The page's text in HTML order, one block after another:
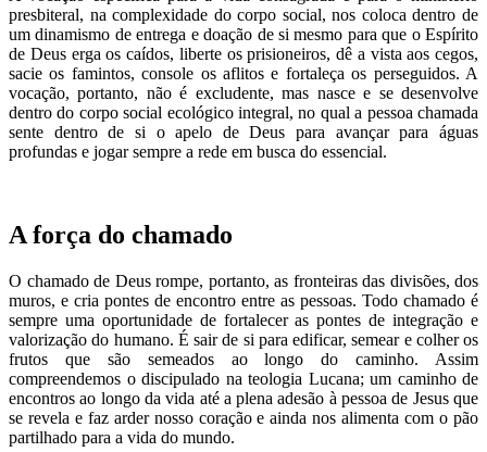
presbiteral, na complexidade do corpo social, nos coloca dentro de
um dinamismo de entrega e doação de si mesmo para que o Espírito
de Deus erga os caídos, liberte os prisioneiros, dê a vista aos cegos,
sacie os famintos, console os aflitos e fortaleça os perseguidos. A
vocação, portanto, não é excludente, mas nasce e se desenvolve
dentro do corpo social ecológico integral, no qual a pessoa chamada
sente dentro de si o apelo de Deus para avançar para águas
profundas e jogar sempre a rede em busca do essencial.
A força do chamado
O chamado de Deus rompe, portanto, as fronteiras das divisões, dos
muros, e cria pontes de encontro entre as pessoas. Todo chamado é
sempre uma oportunidade de fortalecer as pontes de integração e
valorização do humano. É sair de si para edificar, semear e colher os
frutos que são semeados ao longo do caminho. Assim
compreendemos o discipulado na teologia Lucana; um caminho de
encontros ao longo da vida até a plena adesão à pessoa de Jesus que
se revela e faz arder nosso coração e ainda nos alimenta com o pão
partilhado para a vida do mundo.